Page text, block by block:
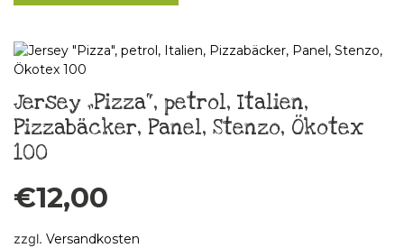
Jersey „Pizza“, petrol, Italien,
Pizzabäcker, Panel, Stenzo, Ökotex
100
€12,00
zzgl. Versandkosten